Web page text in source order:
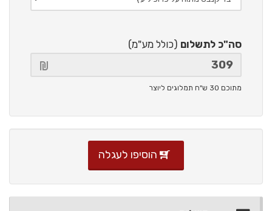
סה"כ לתשלום (כולל מע"מ)
מתוכם 30 ש"ח תמלוגים ליוצר
הוסיפו לעגלה